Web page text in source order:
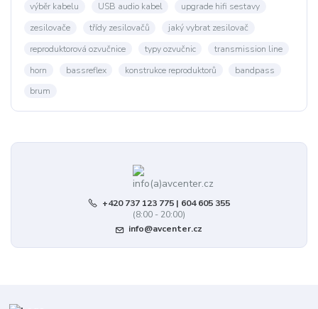
výběr kabelu
USB audio kabel
upgrade hifi sestavy
zesilovače
třídy zesilovačů
jaký vybrat zesilovač
reproduktorová ozvučnice
typy ozvučnic
transmission line
horn
bassreflex konstrukce reproduktorů
bandpass
brum
+420 737 123 775 | 604 605 355
(8:00 - 20:00)
info@avcenter.cz